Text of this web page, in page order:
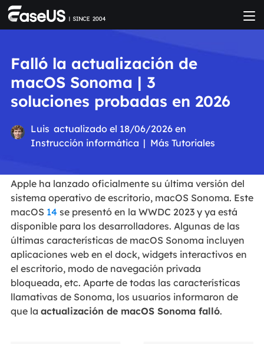
Falló la actualización de
macOS Sonoma | 3
soluciones probadas en 2026
Luis actualizado el 18/06/2026 en
Instrucción informática | Más Tutoriales
Apple ha lanzado oficialmente su última versión del
sistema operativo de escritorio, macOS Sonoma. Este
macOS 14se presentó en la WWDC 2023 y ya está
disponible para los desarrolladores. Algunas de las
últimas características de macOS Sonoma incluyen
aplicaciones web en el dock, widgets interactivos en
el escritorio, modo de navegación privada
bloqueada, etc. Aparte de todas las características
llamativas de Sonoma, los usuarios informaron de
que la actualización de macOS Sonoma falló.